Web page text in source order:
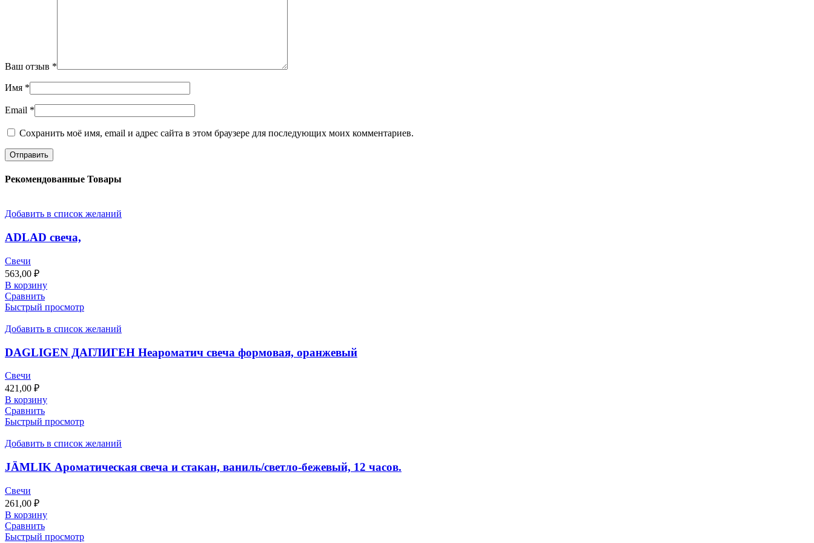
Ваш отзыв *
Имя *
Email *
Сохранить моё имя, email и адрес сайта в этом браузере для последующих моих комментариев.
Рекомендованные Товары
Добавить в список желаний
ADLAD свеча,
Свечи
563,00 ₽
В корзину
Сравнить
Быстрый просмотр
Добавить в список желаний
DAGLIGEN ДАГЛИГЕН Неароматич свеча формовая, оранжевый
Свечи
421,00 ₽
В корзину
Сравнить
Быстрый просмотр
Добавить в список желаний
JÄMLIK Ароматическая свеча и стакан, ваниль/светло-бежевый, 12 часов.
Свечи
261,00 ₽
В корзину
Сравнить
Быстрый просмотр